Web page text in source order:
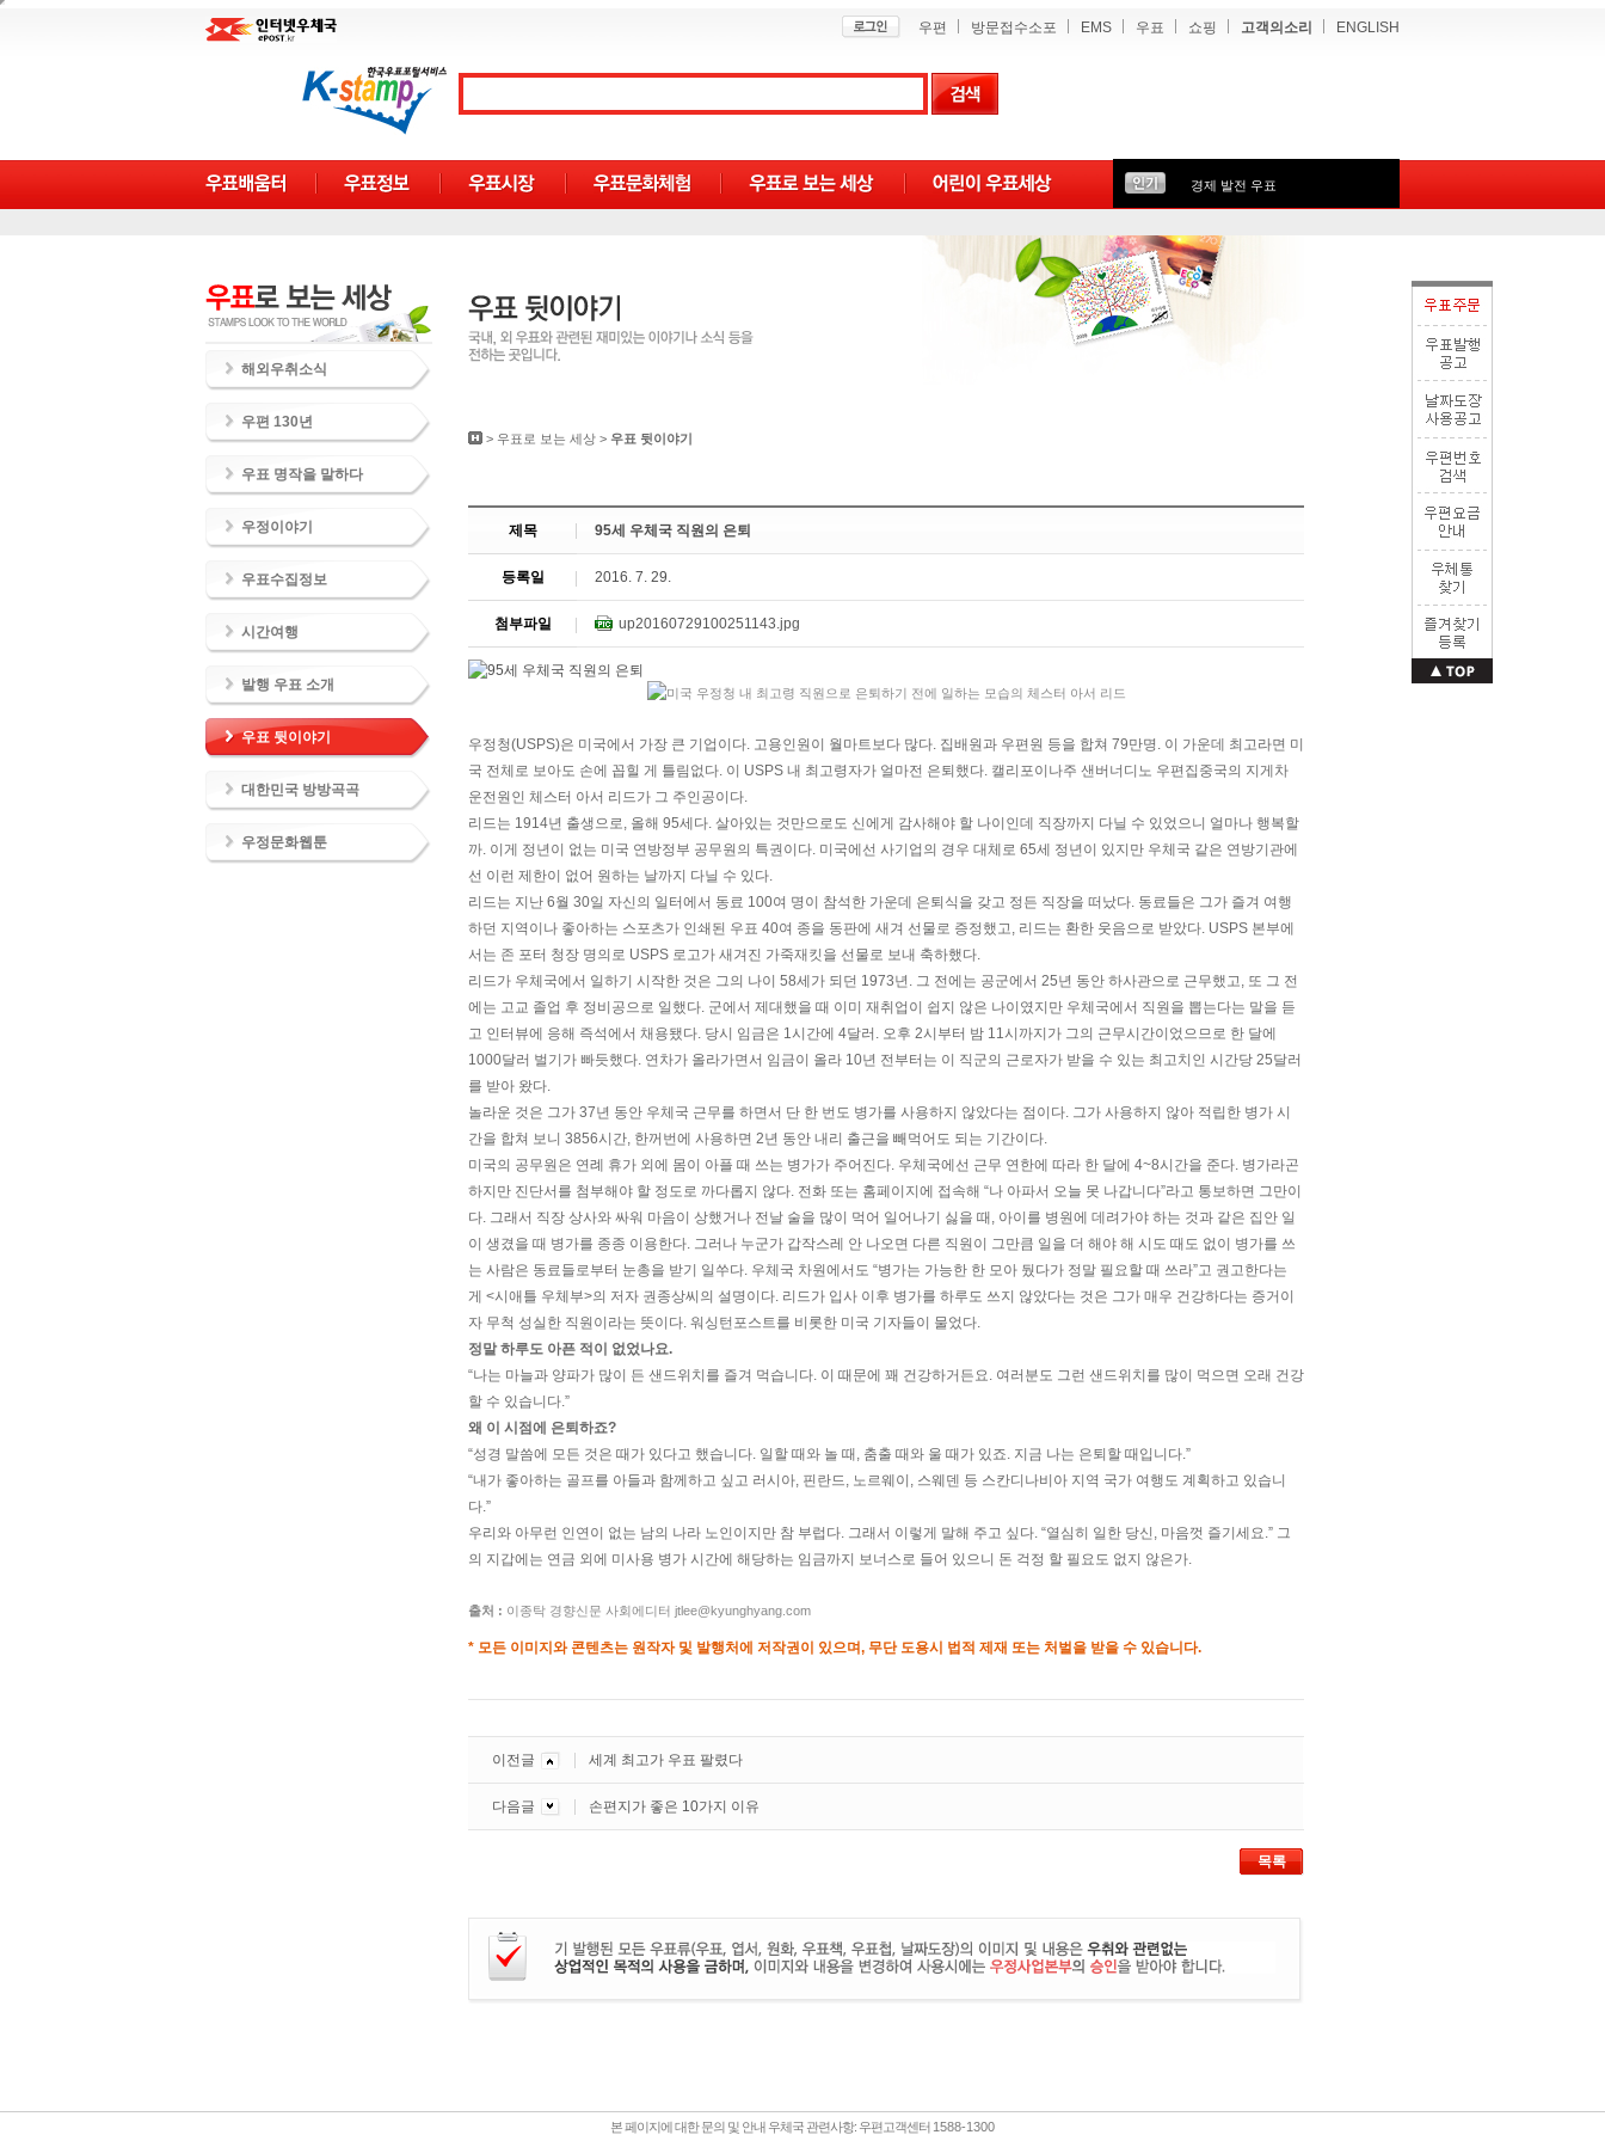
우편 방문접수소포 EMS 우표 쇼핑 고객의소리 ENGLISH
경제 발전 우표
해외우취소식
우편 130년
우표 명작을 말하다
우정이야기
우표수집정보
시간여행
발행 우표 소개
우표 뒷이야기
대한민국 방방곡곡
우정문화웹툰
> 우표로 보는 세상 > 우표 뒷이야기
제목 95세 우체국 직원의 은퇴
등록일 2016. 7. 29.
첨부파일 up20160729100251143.jpg
우정청(USPS)은 미국에서 가장 큰 기업이다. 고용인원이 월마트보다 많다. 집배원과 우편원 등을 합쳐 79만명. 이 가운데 최고라면 미
국 전체로 보아도 손에 꼽힐 게 틀림없다. 이 USPS 내 최고령자가 얼마전 은퇴했다. 캘리포이나주 샌버너디노 우편집중국의 지게차
운전원인 체스터 아서 리드가 그 주인공이다.
리드는 1914년 출생으로, 올해 95세다. 살아있는 것만으로도 신에게 감사해야 할 나이인데 직장까지 다닐 수 있었으니 얼마나 행복할
까. 이게 정년이 없는 미국 연방정부 공무원의 특권이다. 미국에선 사기업의 경우 대체로 65세 정년이 있지만 우체국 같은 연방기관에
선 이런 제한이 없어 원하는 날까지 다닐 수 있다.
리드는 지난 6월 30일 자신의 일터에서 동료 100여 명이 참석한 가운데 은퇴식을 갖고 정든 직장을 떠났다. 동료들은 그가 즐겨 여행
하던 지역이나 좋아하는 스포츠가 인쇄된 우표 40여 종을 동판에 새겨 선물로 증정했고, 리드는 환한 웃음으로 받았다. USPS 본부에
서는 존 포터 청장 명의로 USPS 로고가 새겨진 가죽재킷을 선물로 보내 축하했다.
리드가 우체국에서 일하기 시작한 것은 그의 나이 58세가 되던 1973년. 그 전에는 공군에서 25년 동안 하사관으로 근무했고, 또 그 전
에는 고교 졸업 후 정비공으로 일했다. 군에서 제대했을 때 이미 재취업이 쉽지 않은 나이였지만 우체국에서 직원을 뽑는다는 말을 듣
고 인터뷰에 응해 즉석에서 채용됐다. 당시 임금은 1시간에 4달러. 오후 2시부터 밤 11시까지가 그의 근무시간이었으므로 한 달에
1000달러 벌기가 빠듯했다. 연차가 올라가면서 임금이 올라 10년 전부터는 이 직군의 근로자가 받을 수 있는 최고치인 시간당 25달러
를 받아 왔다.
놀라운 것은 그가 37년 동안 우체국 근무를 하면서 단 한 번도 병가를 사용하지 않았다는 점이다. 그가 사용하지 않아 적립한 병가 시
간을 합쳐 보니 3856시간, 한꺼번에 사용하면 2년 동안 내리 출근을 빼먹어도 되는 기간이다.
미국의 공무원은 연례 휴가 외에 몸이 아플 때 쓰는 병가가 주어진다. 우체국에선 근무 연한에 따라 한 달에 4~8시간을 준다. 병가라곤
하지만 진단서를 첨부해야 할 정도로 까다롭지 않다. 전화 또는 홈페이지에 접속해 “나 아파서 오늘 못 나갑니다”라고 통보하면 그만이
다. 그래서 직장 상사와 싸워 마음이 상했거나 전날 술을 많이 먹어 일어나기 싫을 때, 아이를 병원에 데려가야 하는 것과 같은 집안 일
이 생겼을 때 병가를 종종 이용한다. 그러나 누군가 갑작스레 안 나오면 다른 직원이 그만큼 일을 더 해야 해 시도 때도 없이 병가를 쓰
는 사람은 동료들로부터 눈총을 받기 일쑤다. 우체국 차원에서도 “병가는 가능한 한 모아 뒀다가 정말 필요할 때 쓰라”고 권고한다는
게 <시애틀 우체부>의 저자 권종상씨의 설명이다. 리드가 입사 이후 병가를 하루도 쓰지 않았다는 것은 그가 매우 건강하다는 증거이
자 무척 성실한 직원이라는 뜻이다. 워싱턴포스트를 비롯한 미국 기자들이 물었다.
정말 하루도 아픈 적이 없었나요.
“나는 마늘과 양파가 많이 든 샌드위치를 즐겨 먹습니다. 이 때문에 꽤 건강하거든요. 여러분도 그런 샌드위치를 많이 먹으면 오래 건강
할 수 있습니다.”
왜 이 시점에 은퇴하죠?
“성경 말씀에 모든 것은 때가 있다고 했습니다. 일할 때와 놀 때, 춤출 때와 울 때가 있죠. 지금 나는 은퇴할 때입니다.”
“내가 좋아하는 골프를 아들과 함께하고 싶고 러시아, 핀란드, 노르웨이, 스웨덴 등 스칸디나비아 지역 국가 여행도 계획하고 있습니
다.”
우리와 아무런 인연이 없는 남의 나라 노인이지만 참 부럽다. 그래서 이렇게 말해 주고 싶다. “열심히 일한 당신, 마음껏 즐기세요.” 그
의 지갑에는 연금 외에 미사용 병가 시간에 해당하는 임금까지 보너스로 들어 있으니 돈 걱정 할 필요도 없지 않은가.
출처 : 이종탁 경향신문 사회에디터 jtlee@kyunghyang.com
* 모든 이미지와 콘텐츠는 원작자 및 발행처에 저작권이 있으며, 무단 도용시 법적 제재 또는 처벌을 받을 수 있습니다.
이전글 세계 최고가 우표 팔렸다
다음글 손편지가 좋은 10가지 이유
목록
본 페이지에 대한 문의 및 안내 우체국 관련사항: 우편고객센터 1588-1300